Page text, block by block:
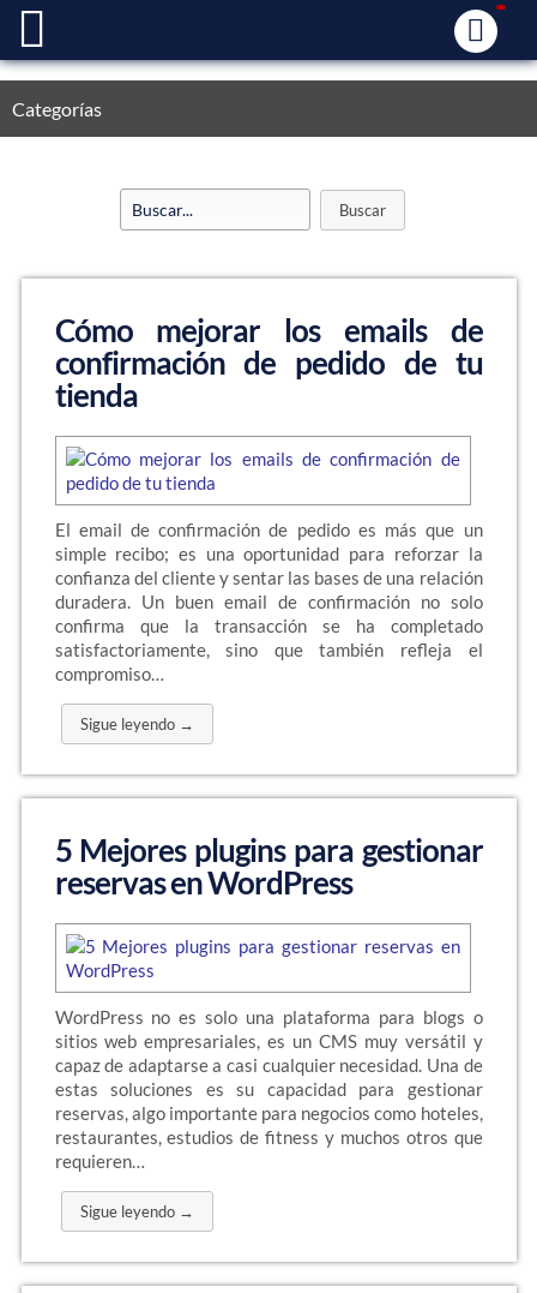
Categorías
Cómo mejorar los emails de
confirmación de pedido de tu
tienda
El email de confirmación de pedido es más que un
simple recibo; es una oportunidad para reforzar la
confianza del cliente y sentar las bases de una relación
duradera. Un buen email de confirmación no solo
confirma que la transacción se ha completado
satisfactoriamente, sino que también refleja el
compromiso…
Sigue leyendo →
5 Mejores plugins para gestionar
reservas en WordPress
WordPress no es solo una plataforma para blogs o
sitios web empresariales, es un CMS muy versátil y
capaz de adaptarse a casi cualquier necesidad. Una de
estas soluciones es su capacidad para gestionar
reservas, algo importante para negocios como hoteles,
restaurantes, estudios de fitness y muchos otros que
requieren…
Sigue leyendo →